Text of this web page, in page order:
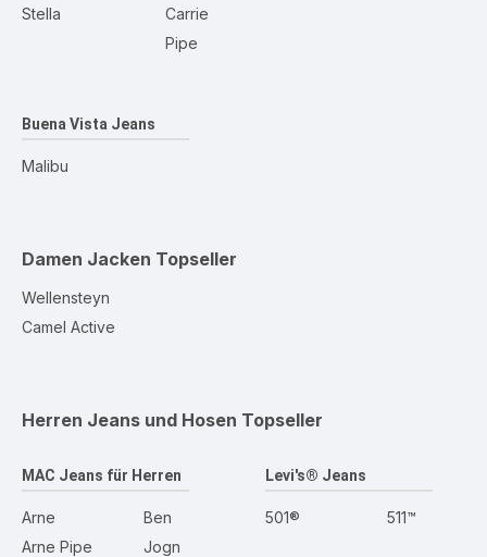
Stella
Carrie
Pipe
Buena Vista Jeans
Malibu
Damen Jacken Topseller
Wellensteyn
Camel Active
Herren Jeans und Hosen Topseller
MAC Jeans für Herren
Arne
Arne Pipe
Ben
Jogn
Levi's® Jeans
501® 511™